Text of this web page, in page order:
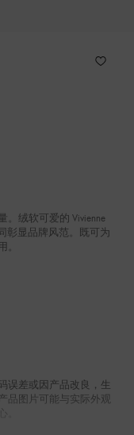
。绒软可爱的 Vivienne
彰显品牌风范。既可为
误差或因产品改良，生
品图片可能与实际外观